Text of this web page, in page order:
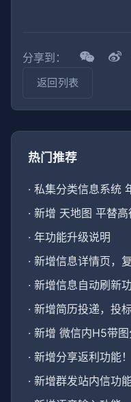
分享到：
返回列表
热门推荐
· 私集分类信息系统
· 新增 天地图 平替高
· 年功能升级说明
· 新增信息详情页，
· 新增信息自动刷新
· 新增简历投递，投
· 新增 微信内H5带
· 新增分享返利功能！
· 新增群发站内信功